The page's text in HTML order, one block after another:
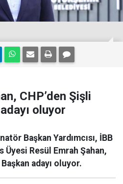
CHP’den Şişli
oluyor
Başkan Yardımcısı, İBB
Resül Emrah Şahan,
adayı oluyor.